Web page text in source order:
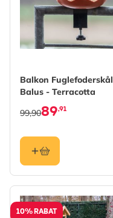
Balkon Fuglefoderskål
Balus - Terracotta
89,91
99,90
10% RABAT